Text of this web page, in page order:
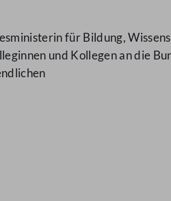
für Bildung,
und Kollegen an die